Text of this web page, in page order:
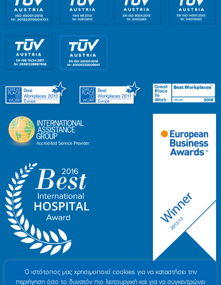
Ο ιστότοπoς μας χρησιμοποιεί cookies για να καταστήσει την
περιήγηση όσο το δυνατόν πιο λειτουργική και για να συγκεντρώνει